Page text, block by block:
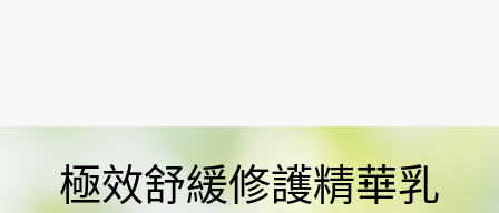
極效舒緩修護精華乳